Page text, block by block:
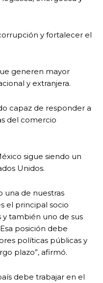
y fortalecer el
generen mayor
y extranjera.
capaz de responder a
del comercio
sigue siendo un
Unidos.
una de nuestras
el principal socio
y también uno de sus
posición debe
políticas públicas y
plazo”, afirmó.
debe trabajar en el